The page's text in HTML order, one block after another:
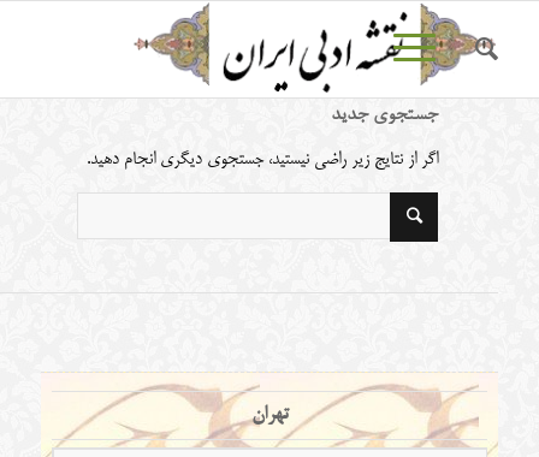
جستجوی جدید
اگر از نتایج زیر راضی نیستید، جستجوی دیگری انجام دهید.
تهران